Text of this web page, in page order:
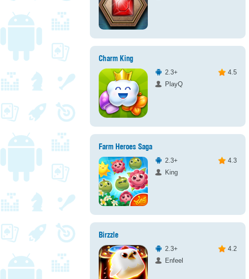
Charm King
2.3+
4.5
PlayQ
Farm Heroes Saga
2.3+
4.3
King
Birzzle
2.3+
4.2
Enfeel